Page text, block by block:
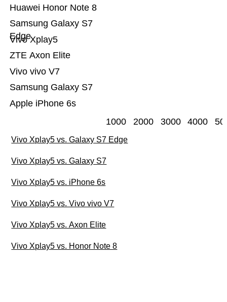
Apple iPhone 6s
Samsung Galaxy S7
Vivo vivo V7
ZTE Axon Elite
Vivo Xplay5
Samsung Galaxy S7
Edge
Huawei Honor Note 8
1000 2000 3000 4000
Vivo Xplay5 vs. Galaxy S7 Edge
Vivo Xplay5 vs. Galaxy S7
Vivo Xplay5 vs. iPhone 6s
Vivo Xplay5 vs. Vivo vivo V7
Vivo Xplay5 vs. Axon Elite
Vivo Xplay5 vs. Honor Note 8